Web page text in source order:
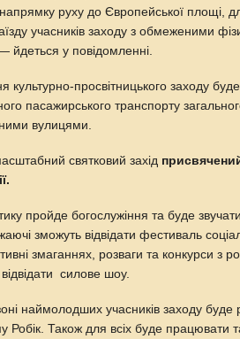
руху до Європейської площі,
учасників заходу з обмеженими
у повідомленні.
культурно-просвітницького заходу
пасажирського транспорту
вулицями.
святковий захід
пройде богослужіння та буде
зможуть відвідати фестиваль
змаганнях, розваги та конкурси з
силове шоу.
зоні наймолодших учасників заходу
Робік. Також для всіх буде працювати